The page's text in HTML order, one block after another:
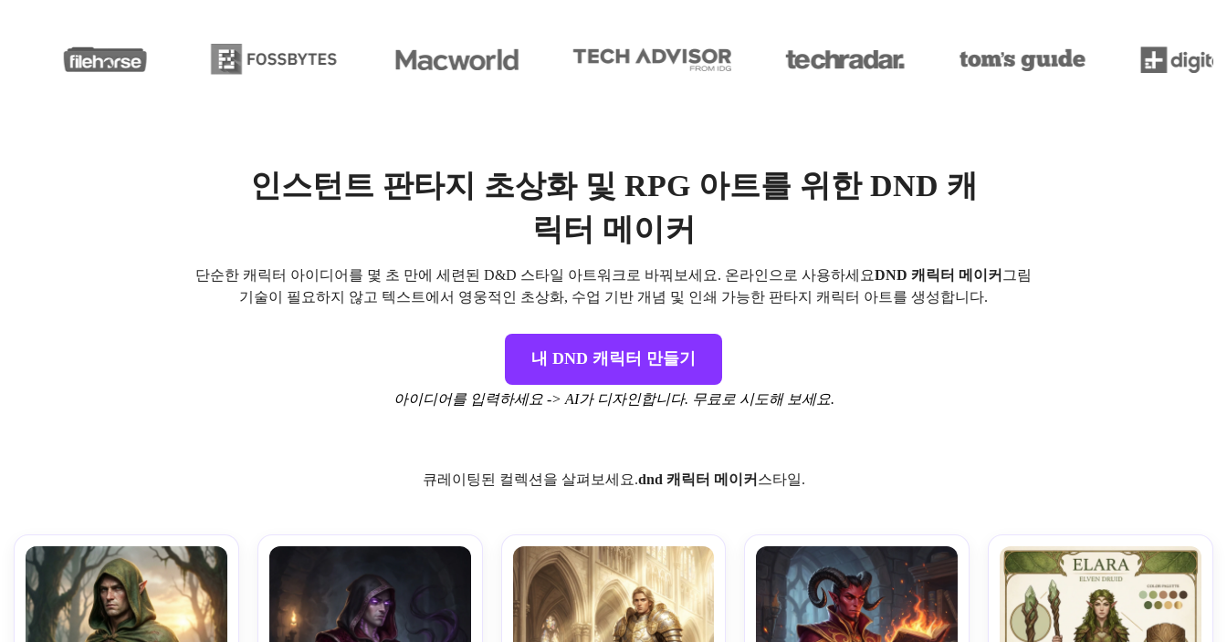
인스턴트 판타지 초상화 및 RPG 아트를 위한 DND 캐
릭터 메이커
단순한 캐릭터 아이디어를 몇 초 만에 세련된 D&D 스타일 아트워크로 바꿔보세요. 온라인으로 사용하세요DND 캐릭터 메이커 그림
기술이 필요하지 않고 텍스트에서 영웅적인 초상화, 수업 기반 개념 및 인쇄 가능한 판타지 캐릭터 아트를 생성합니다.
내 DND 캐릭터 만들기
아이디어를 입력하세요 -> AI가 디자인합니다. 무료로 시도해 보세요.
큐레이팅된 컬렉션을 살펴보세요.dnd 캐릭터 메이커 스타일.